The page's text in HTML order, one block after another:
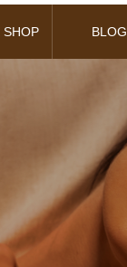
SHOP BLOG